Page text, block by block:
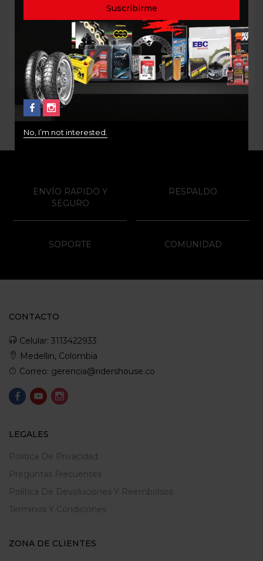
Cunas de dirección
originales KTM
$350.000
FILTRO ACEITR K&N KN-
651
$52.000
No, I’m not interested.
ENVÍO RAPIDO Y
SEGURO
RESPALDO
SOPORTE COMUNIDAD
CONTACTO
Celular: 3113422933
Medellin, Colombia
Correo: gerencia@ridershouse.co
LEGALES
Politica De Privacidad
Preguntas Frecuentes
Política De Devoluciones Y Reembolsos
Terminos Y Condiciones
ZONA DE CLIENTES